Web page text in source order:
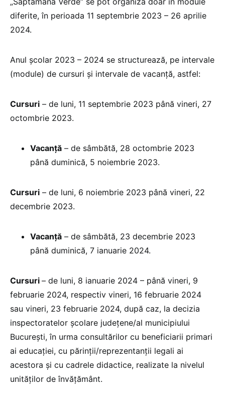
diferite, în perioada 11 septembrie 2023 – 26 aprilie
2024.
Anul școlar 2023 – 2024 se structurează, pe intervale
(module) de cursuri și intervale de vacanță, astfel:
Cursuri – de luni, 11 septembrie 2023 până vineri, 27
octombrie 2023.
Vacanţă – de sâmbătă, 28 octombrie 2023
până duminică, 5 noiembrie 2023.
Cursuri – de luni, 6 noiembrie 2023 până vineri, 22
decembrie 2023.
Vacanţă – de sâmbătă, 23 decembrie 2023
până duminică, 7 ianuarie 2024.
Cursuri – de luni, 8 ianuarie 2024 – până vineri, 9
februarie 2024, respectiv vineri, 16 februarie 2024
sau vineri, 23 februarie 2024, după caz, la decizia
inspectoratelor școlare județene/al municipiului
București, în urma consultărilor cu beneficiarii primari
ai educației, cu părinții/reprezentanții legali ai
acestora și cu cadrele didactice, realizate la nivelul
unităților de învățământ.